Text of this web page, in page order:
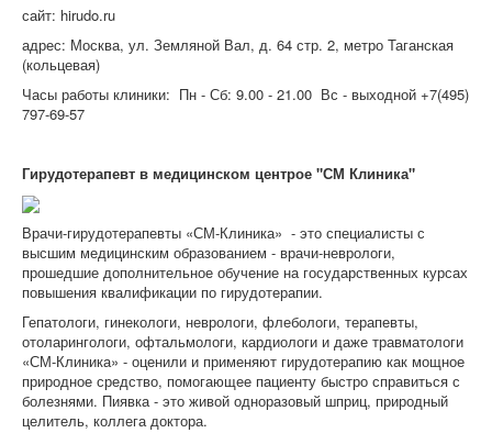
сайт: hirudo.ru
адрес: Москва, ул. Земляной Вал, д. 64 стр. 2, метро Таганская
(кольцевая)
Часы работы клиники: Пн - Сб: 9.00 - 21.00 Вс - выходной +7(495)
797-69-57
Гирудотерапевт в медицинском центрое "СМ Клиника"
Врачи-гирудотерапевты «СМ-Клиника» - это специалисты с
высшим медицинским образованием - врачи-неврологи,
прошедшие дополнительное обучение на государственных курсах
повышения квалификации по гирудотерапии.
Гепатологи, гинекологи, неврологи, флебологи, терапевты,
отоларингологи, офтальмологи, кардиологи и даже травматологи
«СМ-Клиника» - оценили и применяют гирудотерапию как мощное
природное средство, помогающее пациенту быстро справиться с
болезнями. Пиявка - это живой одноразовый шприц, природный
целитель, коллега доктора.